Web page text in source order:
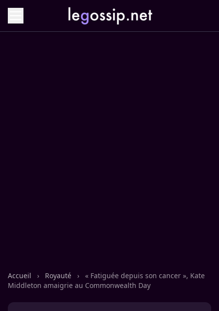
Accueil › Royauté ›
« Fatiguée depuis son cancer », Kate
Middleton amaigrie au Commonwealth Day